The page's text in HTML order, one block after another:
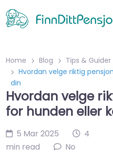
Home Blog
Tips & Guider
Hvordan velge riktig
din
Hvordan velge
for hunden eller
5 Mar 2025
4
min read
No